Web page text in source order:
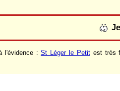
l'évidence : St Léger le Petit est très